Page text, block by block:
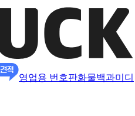
영업용 번호판화물백과미디